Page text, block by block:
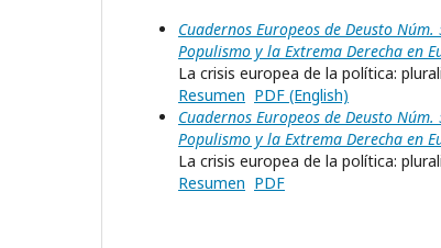
Cuadernos Europeos de Deusto
Populismo y la Extrema Derecha en
La crisis europea de la política:
Resumen PDF (English)
Cuadernos Europeos de Deusto
Populismo y la Extrema Derecha en
La crisis europea de la política:
Resumen PDF